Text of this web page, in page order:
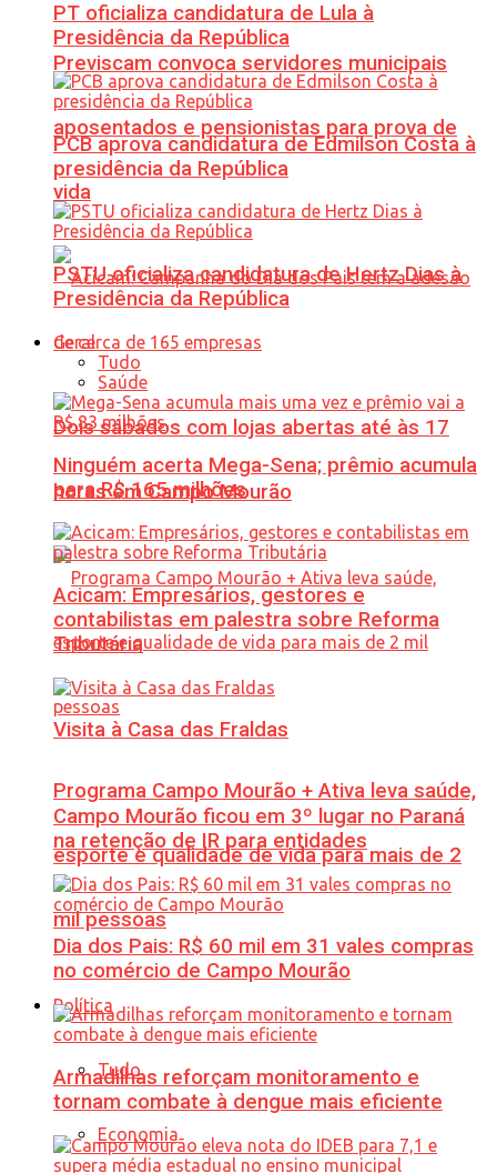
Previscam convoca servidores municipais
aposentados e pensionistas para prova de
vida
Dois sábados com lojas abertas até às 17
horas em Campo Mourão
Programa Campo Mourão + Ativa leva saúde,
esporte e qualidade de vida para mais de 2
mil pessoas
Política
Tudo
Economia
PT oficializa candidatura de Lula à
Presidência da República
PCB aprova candidatura de Edmilson Costa à
presidência da República
PSTU oficializa candidatura de Hertz Dias à
Presidência da República
Geral
Tudo
Saúde
Ninguém acerta Mega-Sena; prêmio acumula
para R$ 165 milhões
Acicam: Empresários, gestores e
contabilistas em palestra sobre Reforma
Tributária
Visita à Casa das Fraldas
Campo Mourão ficou em 3º lugar no Paraná
na retenção de IR para entidades
Dia dos Pais: R$ 60 mil em 31 vales compras
no comércio de Campo Mourão
Armadilhas reforçam monitoramento e
tornam combate à dengue mais eficiente